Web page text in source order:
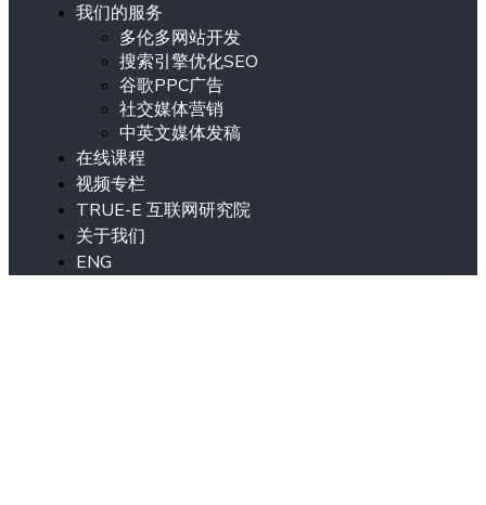
我们的服务
多伦多网站开发
搜索引擎优化SEO
谷歌PPC广告
社交媒体营销
中英文媒体发稿
在线课程
视频专栏
TRUE-E 互联网研究院
关于我们
ENG